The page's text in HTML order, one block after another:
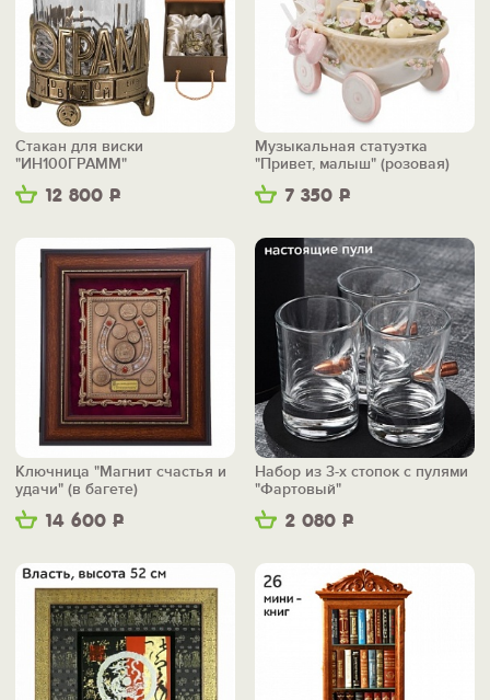
12 800 Р
Стакан для виски
"ИН100ГРАММ"
7 350 Р
Музыкальная статуэтка
"Привет, малыш" (розовая)
14 600 Р
Ключница "Магнит счастья и
удачи" (в багете)
2 080 Р
Набор из 3-х стопок с пулями
"Фартовый"